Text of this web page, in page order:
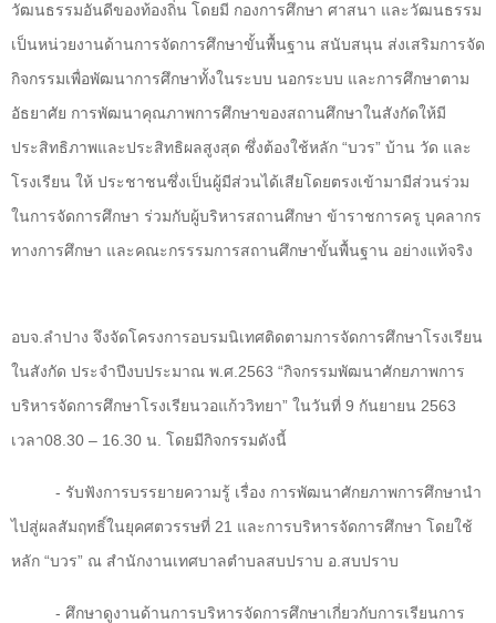
วัฒนธรรมอันดีของท้องถิ่น โดยมี กองการศึกษา ศาสนา และวัฒนธรรม
เป็นหน่วยงานด้านการจัดการศึกษาขั้นพื้นฐาน สนับสนุน ส่งเสริมการจัด
กิจกรรมเพื่อพัฒนาการศึกษาทั้งในระบบ นอกระบบ และการศึกษาตาม
อัธยาศัย การพัฒนาคุณภาพการศึกษาของสถานศึกษาในสังกัดให้มี
ประสิทธิภาพและประสิทธิผลสูงสุด ซึ่งต้องใช้หลัก “บวร” บ้าน วัด และ
โรงเรียน ให้ ประชาชนซึ่งเป็นผู้มีส่วนได้เสียโดยตรงเข้ามามีส่วนร่วม
ในการจัดการศึกษา ร่วมกับผู้บริหารสถานศึกษา ข้าราชการครู บุคลากร
ทางการศึกษา และคณะกรรรมการสถานศึกษาขั้นพื้นฐาน อย่างแท้จริง
อบจ.ลำปาง จึงจัดโครงการอบรมนิเทศติดตามการจัดการศึกษาโรงเรียน
ในสังกัด ประจำปีงบประมาณ พ.ศ.2563 “กิจกรรมพัฒนาศักยภาพการ
บริหารจัดการศึกษาโรงเรียนวอแก้ววิทยา” ในวันที่ 9 กันยายน 2563
เวลา08.30 – 16.30 น. โดยมีกิจกรรมดังนี้
- รับฟังการบรรยายความรู้ เรื่อง การพัฒนาศักยภาพการศึกษานำ
ไปสู่ผลสัมฤทธิ์ในยุคศตวรรษที่ 21 และการบริหารจัดการศึกษา โดยใช้
หลัก “บวร” ณ สำนักงานเทศบาลตำบลสบปราบ อ.สบปราบ
- ศึกษาดูงานด้านการบริหารจัดการศึกษาเกี่ยวกับการเรียนการ